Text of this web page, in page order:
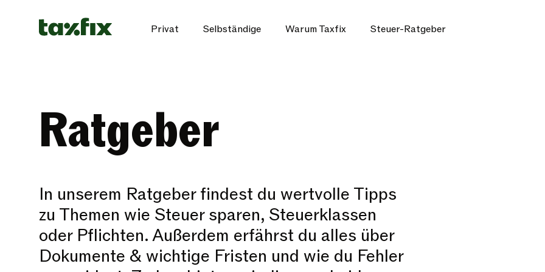
Privat Selbständige Warum Taxfix Steuer-Ratgeber
Ratgeber
In unserem Ratgeber findest du wertvolle Tipps
zu Themen wie Steuer sparen, Steuerklassen
oder Pflichten. Außerdem erfährst du alles über
Dokumente & wichtige Fristen und wie du Fehler